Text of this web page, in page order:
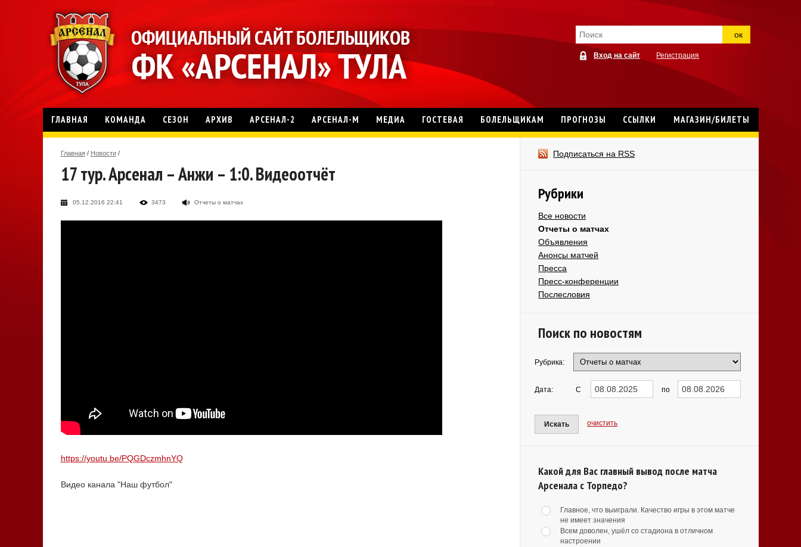
ок
Вход на сайт Регистрация
ГЛАВНАЯ КОМАНДА СЕЗОН АРХИВ АРСЕНАЛ-2 АРСЕНАЛ-М МЕДИА ГОСТЕВАЯ БОЛЕЛЬЩИКАМ ПРОГНОЗЫ ССЫЛКИ МАГАЗИН/БИЛЕТЫ
Главная / Новости /
17 тур. Арсенал – Анжи – 1:0. Видеоотчёт
05.12.2016 22:41 3473 Отчеты о матчах
https://youtu.be/PQGDczmhnYQ
Видео канала "Наш футбол"
Подписаться на RSS
Рубрики
Все новости
Отчеты о матчах
Объявления
Анонсы матчей
Пресса
Пресс-конференции
Послесловия
Поиск по новостям
Рубрика:
Дата: С по
Искать очистить
Какой для Вас главный вывод после матча
Арсенала с Торпедо?
Главное, что выиграли. Качество игры в этом матче
не имеет значения
Всем доволен, ушёл со стадиона в отличном
настроении